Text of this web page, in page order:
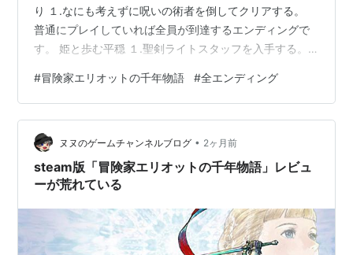
り １.なにも考えずに呪いの術者を倒してクリアする。
普通にプレイしていれば全員が到達するエンディングで
す。 姫と歩む平穏 １.聖剣ライトスタッフを入手する。
時代で三賢者と会う。 呪いの術者に挑めるようになるま
でストーリーを進めたら、萌芽の時代の「ヒトヨリの
里」に行く。するとイベントが始まるので、そのままク
エストを進めて三賢者と会う（三賢者は猫の姿をしてい
ます） 行先はマップに表示されるので迷うことはありま
せん。萌芽の時代➡再建の時…
#冒険家エリオットの千年物語 #全エンディング
ヌヌのゲームチャンネルブログ • 2ヶ月前
steam版「冒険家エリオットの千年物語」レビュ
ーが荒れている